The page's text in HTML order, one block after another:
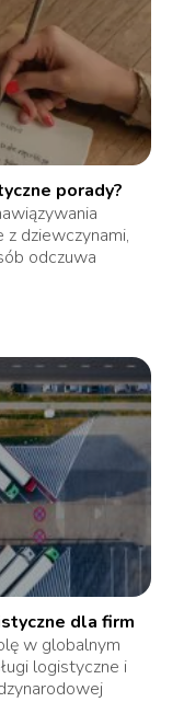
porady?
z dziewczynami,
odczuwa
dla firm
w globalnym
logistyczne i